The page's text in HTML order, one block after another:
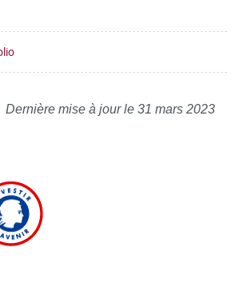
Dernière mise à jour le 31 mars 2023